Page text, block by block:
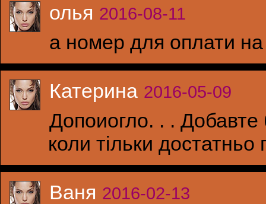
олья 2016-08-11
а номер для оплати
Катерина 2016-05-09
Допоиогло. . . Добавте
коли тільки достатньо
Ваня 2016-02-13